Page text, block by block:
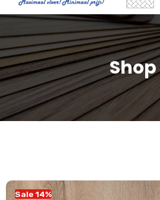
Shop
Sale 14%